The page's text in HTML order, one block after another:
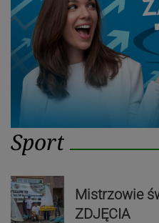
Sport
Mistrzowie
ZDJĘCIA